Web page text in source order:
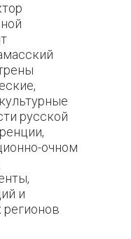
русской
очном
и